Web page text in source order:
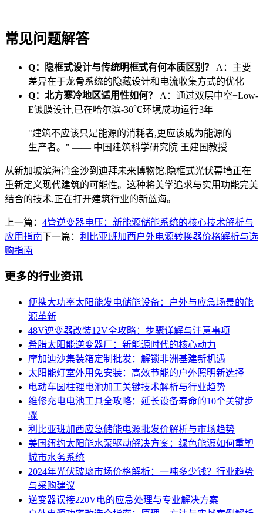
常见问题解答
Q：隐框式设计与传统明框式有何本质区别？
A：主要
差异在于龙骨系统的隐藏设计和电流收集方式的优化
Q：北方寒冷地区适用性如何？
A：通过双层中空+Low-
E镀膜设计,已在哈尔滨-30℃环境成功运行3年
"建筑不应该只是能源的消耗者,更应该成为能源的
生产者。" —— 中国建筑科学研究院 王建国教授
从新加坡滨海湾金沙到迪拜未来博物馆,隐框式光伏幕墙正在
重新定义现代建筑的可能性。这种将美学追求与实用功能完美
结合的技术,正在打开建筑行业的新蓝海。
上一篇： 4管逆变器电压：新能源储能系统的核心技术解析与
应用指南下一篇： 利比亚班加西户外电源转换器价格解析与选
购指南
更多的行业资讯
便携大功率太阳能发电储能设备：户外与应急场景的能
源革新
48V逆变器改装12V全攻略：步骤详解与注意事项
希腊太阳能逆变器厂：新能源时代的核心动力
摩加迪沙集装箱定制批发：解锁非洲基建新机遇
太阳能灯室外用免安装：高效节能的户外照明新选择
电动车圆柱锂电池加工关键技术解析与行业趋势
维修充电电池工具全攻略：延长设备寿命的10个关键步
骤
利比亚班加西应急储能电源批发价解析与市场趋势
美国纽约太阳能水泵驱动解决方案：绿色能源如何重塑
城市水务系统
2024年光伏玻璃市场价格解析：一吨多少钱？行业趋势
与采购建议
逆变器误接220V电的应急处理与专业解决方案